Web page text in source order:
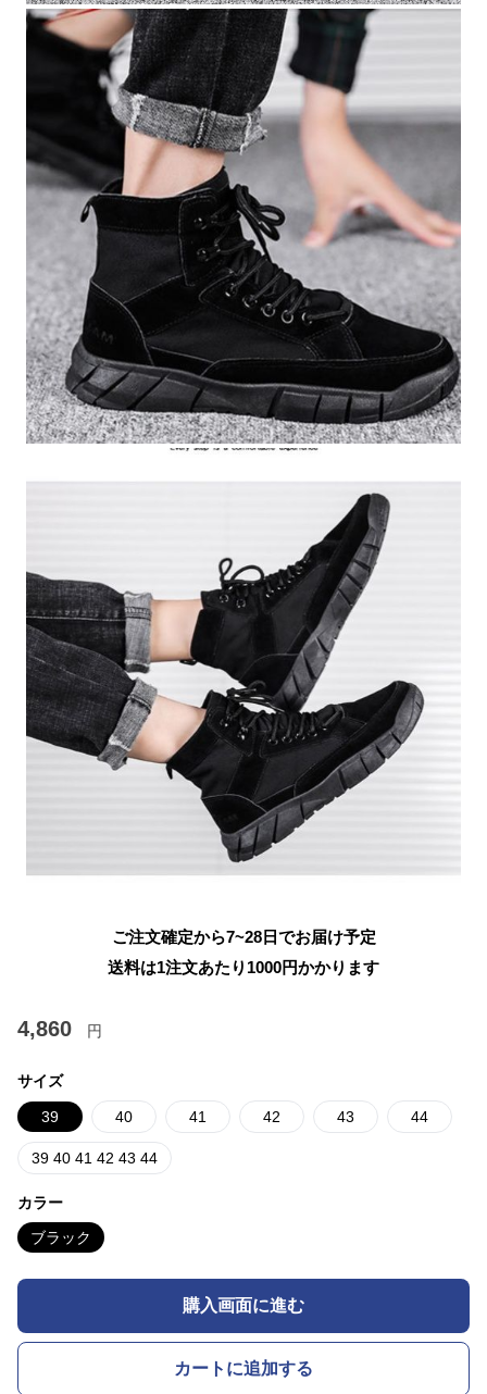
ご注文確定から7~28日でお届け予定
送料は1注文あたり 1000円かかります
4,860 円
サイズ
39 40 41 42 43 44
39 40 41 42 43 44
カラー
ブラック
購入画面に進む
カートに追加する